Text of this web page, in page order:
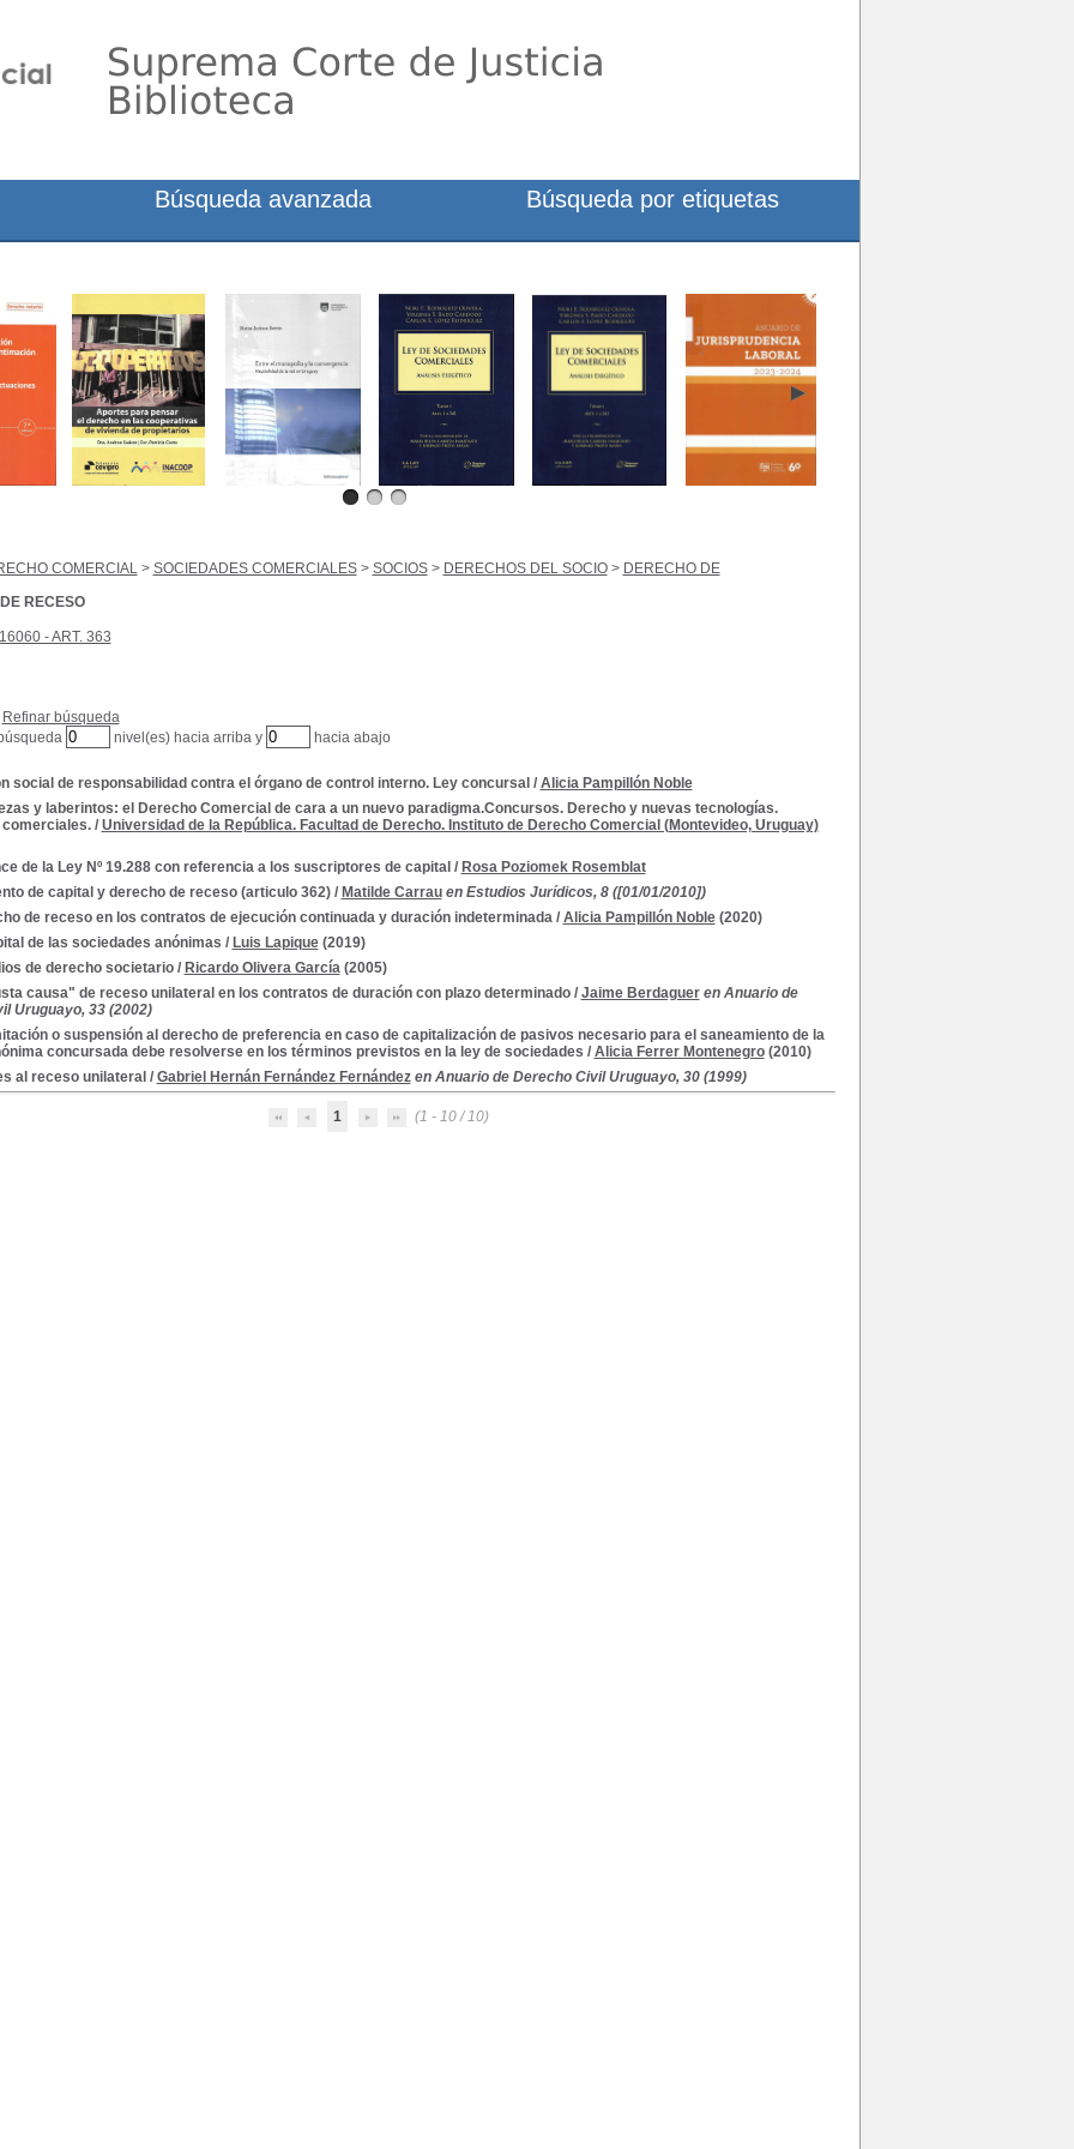
COMERCIAL> SOCIEDADES COMERCIALES> SOCIOS> DERECHOS DEL SOCIO> DERECHO DE
RECESO
- ART. 363
Refinar búsqueda
nivel(es) hacia arriba y hacia abajo
social de responsabilidad contra el órgano de control interno. Ley concursal / Alicia Pampillón Noble
y laberintos: el Derecho Comercial de cara a un nuevo paradigma.Concursos. Derecho y nuevas tecnologías.
/ Universidad de la República. Facultad de Derecho. Instituto de Derecho Comercial (Montevideo, Uruguay)
de la Ley Nº 19.288 con referencia a los suscriptores de capital / Rosa Poziomek Rosemblat
de capital y derecho de receso (articulo 362)/ Matilde Carrau en Estudios Jurídicos, 8 ([01/01/2010])
de receso en los contratos de ejecución continuada y duración indeterminada/ Alicia Pampillón Noble(2020)
de las sociedades anónimas / Luis Lapique(2019)
de derecho societario/ Ricardo Olivera García(2005)
causa" de receso unilateral en los contratos de duración con plazo determinado/ Jaime Berdaguer en Anuario de
Uruguayo, 33 (2002)
o suspensión al derecho de preferencia en caso de capitalización de pasivos necesario para el saneamiento de la
concursada debe resolverse en los términos previstos en la ley de sociedades / Alicia Ferrer Montenegro(2010)
al receso unilateral / Gabriel Hernán Fernández Fernández en Anuario de Derecho Civil Uruguayo, 30 (1999)
1 (1 - 10 / 10)
Búsqueda avanzada Búsqueda por etiquetas